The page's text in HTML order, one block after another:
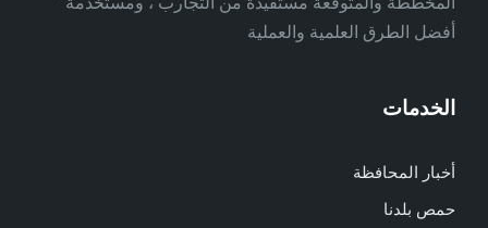
أفضل الطرق العلمية والعملية
الخدمات
أخبار المحافظة
حمص بلدنا